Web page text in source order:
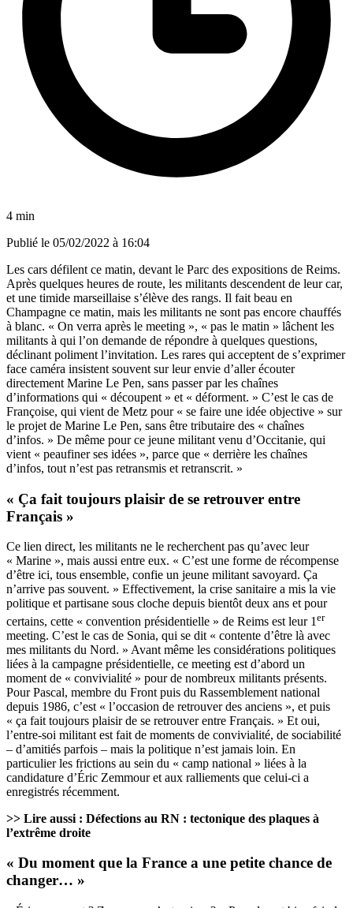
4 min
Publié le 05/02/2022 à 16:04
Les cars défilent ce matin, devant le Parc des expositions de Reims.
Après quelques heures de route, les militants descendent de leur car,
et une timide marseillaise s’élève des rangs. Il fait beau en
Champagne ce matin, mais les militants ne sont pas encore chauffés
à blanc. « On verra après le meeting », « pas le matin » lâchent les
militants à qui l’on demande de répondre à quelques questions,
déclinant poliment l’invitation. Les rares qui acceptent de s’exprimer
face caméra insistent souvent sur leur envie d’aller écouter
directement Marine Le Pen, sans passer par les chaînes
d’informations qui « découpent » et « déforment. » C’est le cas de
Françoise, qui vient de Metz pour « se faire une idée objective » sur
le projet de Marine Le Pen, sans être tributaire des « chaînes
d’infos. » De même pour ce jeune militant venu d’Occitanie, qui
vient « peaufiner ses idées », parce que « derrière les chaînes
d’infos, tout n’est pas retransmis et retranscrit. »
« Ça fait toujours plaisir de se retrouver entre
Français »
Ce lien direct, les militants ne le recherchent pas qu’avec leur
« Marine », mais aussi entre eux. « C’est une forme de récompense
d’être ici, tous ensemble, confie un jeune militant savoyard. Ça
n’arrive pas souvent. » Effectivement, la crise sanitaire a mis la vie
politique et partisane sous cloche depuis bientôt deux ans et pour
certains, cette « convention présidentielle » de Reims est leur 1 er
meeting. C’est le cas de Sonia, qui se dit « contente d’être là avec
mes militants du Nord. » Avant même les considérations politiques
liées à la campagne présidentielle, ce meeting est d’abord un
moment de « convivialité » pour de nombreux militants présents.
Pour Pascal, membre du Front puis du Rassemblement national
depuis 1986, c’est « l’occasion de retrouver des anciens », et puis
« ça fait toujours plaisir de se retrouver entre Français. » Et oui,
l’entre-soi militant est fait de moments de convivialité, de sociabilité
– d’amitiés parfois – mais la politique n’est jamais loin. En
particulier les frictions au sein du « camp national » liées à la
candidature d’Éric Zemmour et aux ralliements que celui-ci a
enregistrés récemment.
>> Lire aussi : Défections au RN : tectonique des plaques à
l’extrême droite
« Du moment que la France a une petite chance de
changer… »